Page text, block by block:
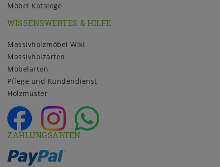
Möbel Kataloge
WISSENSWERTES & HILFE
Massivholzmöbel Wiki
Massivholzarten
Möbelarten
Pflege und Kundendienst
Holzmuster
ZAHLUNGSARTEN